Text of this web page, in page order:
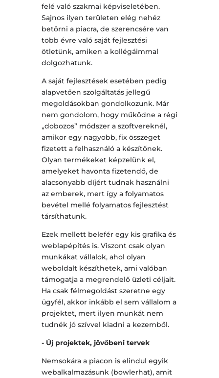
felé való szakmai képviseletében.
Sajnos ilyen területen elég nehéz
betörni a piacra, de szerencsére van
több évre való saját fejlesztési
ötletünk, amiken a kollégáimmal
dolgozhatunk.
A saját fejlesztések esetében pedig
alapvetően szolgáltatás jellegű
megoldásokban gondolkozunk. Már
nem gondolom, hogy működne a régi
„dobozos” módszer a szoftvereknél,
amikor egy nagyobb, fix összeget
fizetett a felhasználó a készítőnek.
Olyan termékeket képzelünk el,
amelyeket havonta fizetendő, de
alacsonyabb díjért tudnak használni
az emberek, mert így a folyamatos
bevétel mellé folyamatos fejlesztést
társíthatunk.
Ezek mellett belefér egy kis grafika és
weblapépítés is. Viszont csak olyan
munkákat vállalok, ahol olyan
weboldalt készíthetek, ami valóban
támogatja a megrendelő üzleti céljait.
Ha csak félmegoldást szeretne egy
ügyfél, akkor inkább el sem vállalom a
projektet, mert ilyen munkát nem
tudnék jó szívvel kiadni a kezemből.
- Új projektek, jövőbeni tervek
Nemsokára a piacon is elindul egyik
webalkalmazásunk (bowlerhat), amit